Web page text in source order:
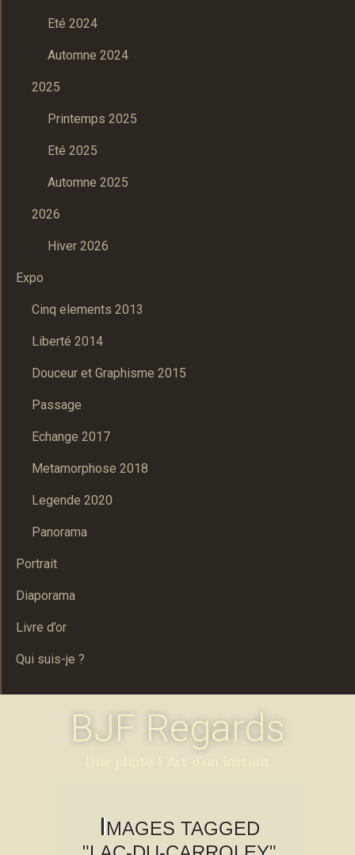
Eté 2024
Automne 2024
2025
Printemps 2025
Eté 2025
Automne 2025
2026
Hiver 2026
Expo
Cinq elements 2013
Liberté 2014
Douceur et Graphisme 2015
Passage
Echange 2017
Metamorphose 2018
Legende 2020
Panorama
Portrait
Diaporama
Livre d’or
Qui suis-je ?
BJF Regards
IMAGES TAGGED